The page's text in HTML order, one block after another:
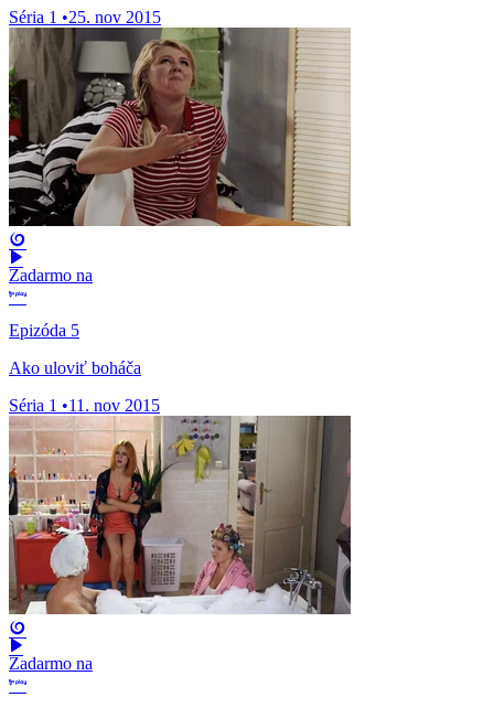
Séria 1 •25. nov 2015
Zadarmo na
Epizóda 5
Ako uloviť boháča
Séria 1 •11. nov 2015
Zadarmo na